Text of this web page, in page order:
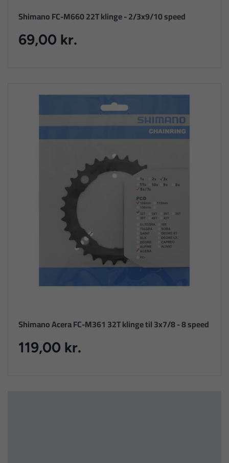
Shimano FC-M660 22T klinge - 2/3x9/10 speed
69,00 kr.
Shimano Acera FC-M361 32T klinge til 3x7/8 - 8 speed
119,00 kr.